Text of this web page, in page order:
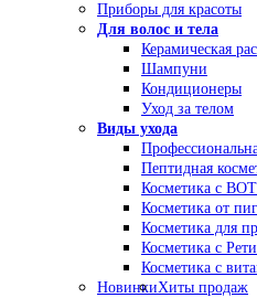
Приборы для красоты
Для волос и тела
Керамическая
Шампуни
Кондиционеры
Уход за телом
Виды ухода
Пептидная
Косметика с
Косметика от
Косметика для
Косметика с
Косметика с
НовинкиХиты продаж